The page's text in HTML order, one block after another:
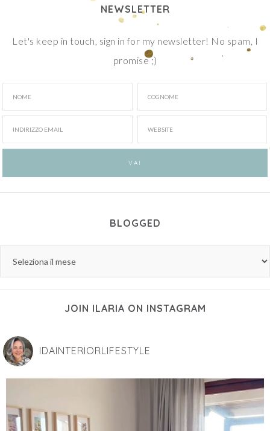
NEWSLETTER
Let's keep in touch, sign in for my newsletter! No spam, I
promise ;)
BLOGGED
JOIN ILARIA ON INSTAGRAM
IDAINTERIORLIFESTYLE